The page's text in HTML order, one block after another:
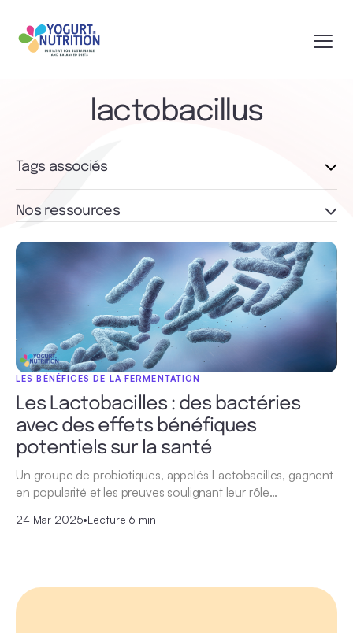
lactobacillus
LES BÉNÉFICES DE LA FERMENTATION
Les Lactobacilles : des bactéries
avec des effets bénéfiques
potentiels sur la santé
Un groupe de probiotiques, appelés Lactobacilles, gagnent
en popularité et les preuves soulignant leur rôle…
24 Mar 2025•Lecture 6 min
Tags associés
Nos ressources